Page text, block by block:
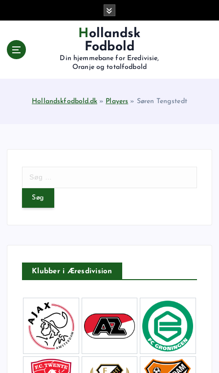
Hollandsk
Fodbold
Din hjemmebane for Eredivisie,
Oranje og totalfodbold
Hollandskfodbold.dk» Players » Søren Tengstedt
:
Klubber i Æresdivision